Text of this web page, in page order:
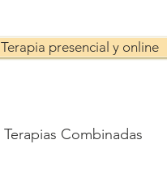
Terapia presencial y online
Terapias Combinadas